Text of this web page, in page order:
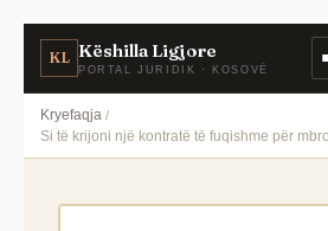
KL Këshilla Ligjore
PORTAL JURIDIK · KOSOVË
Kryefaqja
Si të krijoni një kontratë të fuqishme për